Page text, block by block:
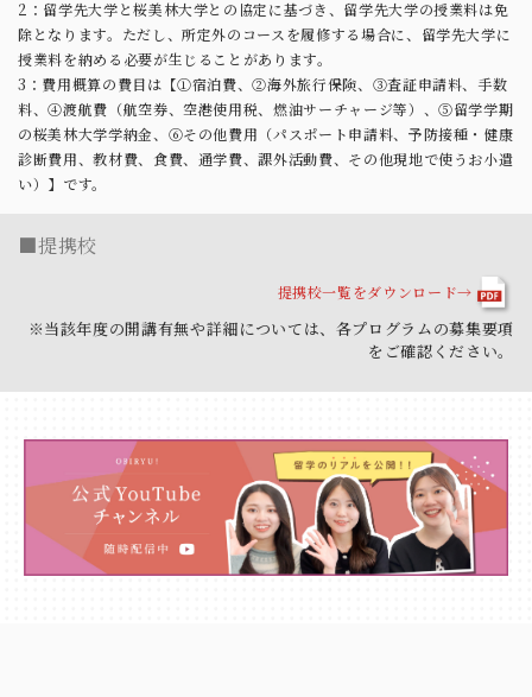
2：留学先大学と桜美林大学との協定に基づき、留学先大学の授業料は免
除となります。ただし、所定外のコースを履修する場合に、留学先大学に
授業料を納める必要が生じることがあります。
3：費用概算の費目は【①宿泊費、②海外旅行保険、③査証申請料、手数
料、④渡航費（航空券、空港使用税、燃油サーチャージ等）、⑤留学学期
の桜美林大学学納金、⑥その他費用（パスポート申請料、予防接種・健康
診断費用、教材費、食費、通学費、課外活動費、その他現地で使うお小遣
い）】です。
■提携校
提携校一覧をダウンロード→
※当該年度の開講有無や詳細については、各プログラムの募集要項
をご確認ください。